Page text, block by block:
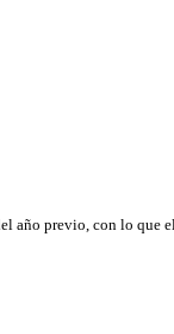
año previo, con lo que